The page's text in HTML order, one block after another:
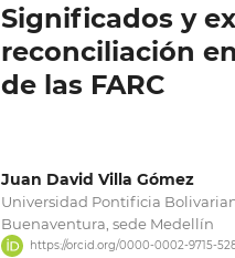
Significados y
reconciliación
de las FARC
Juan David Villa Gómez
Universidad Pontificia
Buenaventura, sede Medellín
https://orcid.org/0000-0002-9715-